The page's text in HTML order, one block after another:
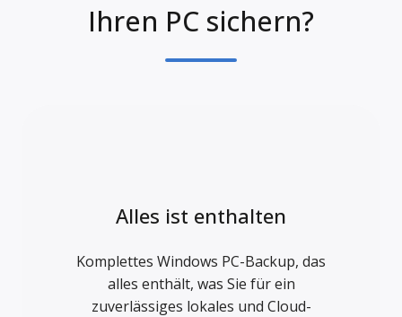
Ihren PC sichern?
Alles ist enthalten
Komplettes Windows PC-Backup, das
alles enthält, was Sie für ein
zuverlässiges lokales und Cloud-